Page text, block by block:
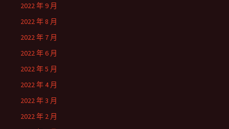
2022 年 9 月
2022 年 8 月
2022 年 7 月
2022 年 6 月
2022 年 5 月
2022 年 4 月
2022 年 3 月
2022 年 2 月